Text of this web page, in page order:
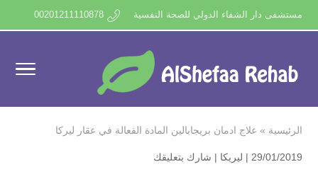
مستشفى دار الشفاء الدولي للصحة النفسية 00201211110878
الرئيسية » علاج ادمان بريجابالين المادة الفعالة في عقار ليركا
29/01/2019 | ليريكا | شارك بتعليقك